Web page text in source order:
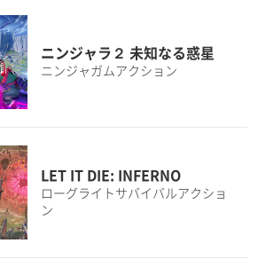
ニンジャラ２ 未知なる惑星
ニンジャガムアクション
LET IT DIE: INFERNO
ローグライトサバイバルアクショ
ン